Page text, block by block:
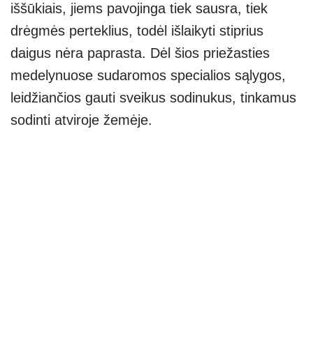
iššūkiais, jiems pavojinga tiek sausra, tiek
drėgmės perteklius, todėl išlaikyti stiprius
daigus nėra paprasta. Dėl šios priežasties
medelynuose sudaromos specialios sąlygos,
leidžiančios gauti sveikus sodinukus, tinkamus
sodinti atviroje žemėje.